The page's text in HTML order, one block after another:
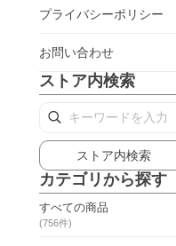
プライバシーポリシー
お問い合わせ
ストア内検索
ストア内検索
カテゴリから探す
すべての商品
(756件)